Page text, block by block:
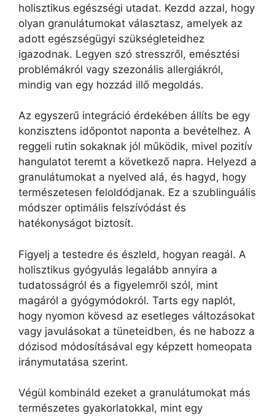
holisztikus egészségi utadat. Kezdd azzal, hogy
olyan granulátumokat választasz, amelyek az
adott egészségügyi szükségleteidhez
igazodnak. Legyen szó stresszről, emésztési
problémákról vagy szezonális allergiákról,
mindig van egy hozzád illő megoldás.
Az egyszerű integráció érdekében állíts be egy
konzisztens időpontot naponta a bevételhez. A
reggeli rutin sokaknak jól működik, mivel pozitív
hangulatot teremt a következő napra. Helyezd a
granulátumokat a nyelved alá, és hagyd, hogy
természetesen feloldódjanak. Ez a szublinguális
módszer optimális felszívódást és
hatékonyságot biztosít.
Figyelj a testedre és észleld, hogyan reagál. A
holisztikus gyógyulás legalább annyira a
tudatosságról és a figyelemről szól, mint
magáról a gyógymódokról. Tarts egy naplót,
hogy nyomon kövesd az esetleges változásokat
vagy javulásokat a tüneteidben, és ne habozz a
dózisod módosításával egy képzett homeopata
iránymutatása szerint.
Végül kombináld ezeket a granulátumokat más
természetes gyakorlatokkal, mint egy